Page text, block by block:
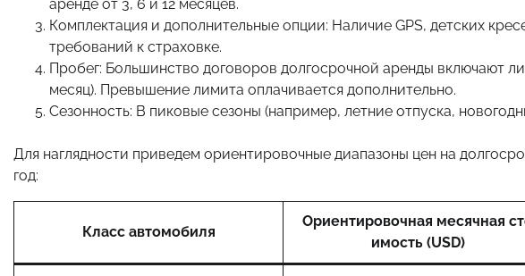
аренде от 3, 6 и 12 месяцев.
Комплектация и дополнительные опции: Наличие GPS, детских
требований к страховке.
Пробег: Большинство договоров долгосрочной аренды включают
месяц). Превышение лимита оплачивается дополнительно.
Сезонность: В пиковые сезоны (например, летние отпуска,
Для наглядности приведем ориентировочные диапазоны цен на
год:
Класс автомобиля
Ориентировочная месячная
имость (USD)